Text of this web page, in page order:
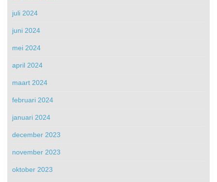
juli 2024
juni 2024
mei 2024
april 2024
maart 2024
februari 2024
januari 2024
december 2023
november 2023
oktober 2023